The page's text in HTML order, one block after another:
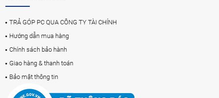
TRẢ GÓP PC QUA CÔNG TY TÀI CHÍNH
Hướng dẫn mua hàng
Chính sách bảo hành
Giao hàng & thanh toán
Bảo mật thông tin